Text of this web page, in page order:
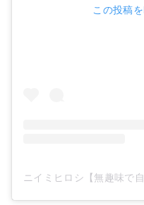
この投稿
ニイミヒロシ【無趣味で